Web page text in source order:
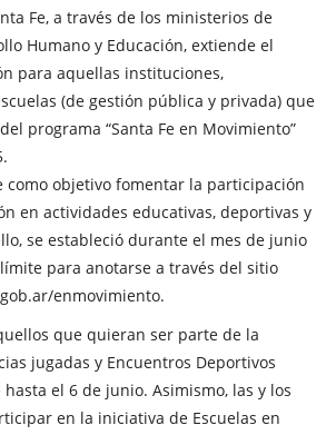
Fe, a través de los ministerios de
Humano y Educación, extiende el
para aquellas instituciones,
(de gestión pública y privada) que
programa “Santa Fe en Movimiento”
como objetivo fomentar la participación
en actividades educativas, deportivas y
se estableció durante el mes de junio
para anotarse a través del sitio
enmovimiento.
que quieran ser parte de la
jugadas y Encuentros Deportivos
el 6 de junio. Asimismo, las y los
en la iniciativa de Escuelas en